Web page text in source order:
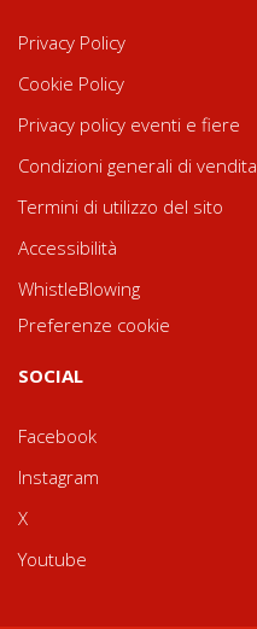
Privacy Policy
Cookie Policy
Privacy policy eventi e fiere
Condizioni generali di vendita
Termini di utilizzo del sito
Accessibilità
WhistleBlowing
Preferenze cookie
SOCIAL
Facebook
Instagram
X
Youtube